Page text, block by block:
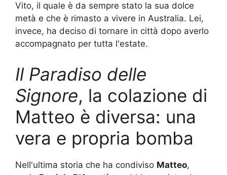
Vito, il quale è da sempre stato la sua dolce
metà e che è rimasto a vivere in Australia. Lei,
invece, ha deciso di tornare in città dopo averlo
accompagnato per tutta l'estate.
Il Paradiso delle
Signore, la colazione di
Matteo è diversa: una
vera e propria bomba
Nell'ultima storia che ha condiviso Matteo,